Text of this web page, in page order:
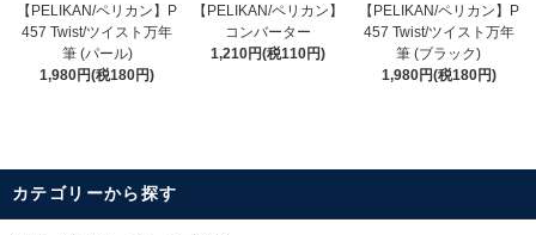
【PELIKAN/ペリカン】P
457 Twist/ツイスト万年
筆 (パール)
1,980円(税180円)
【PELIKAN/ペリカン】
コンバーター
1,210円(税110円)
【PELIKAN/ペリカン】P
457 Twist/ツイスト万年
筆 (ブラック)
1,980円(税180円)
カテゴリーから探す